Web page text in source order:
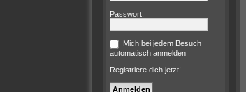
Passwort:
Mich bei jedem Besuch
automatisch anmelden
Registriere dich jetzt!